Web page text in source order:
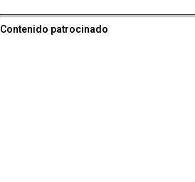
Contenido patrocinado